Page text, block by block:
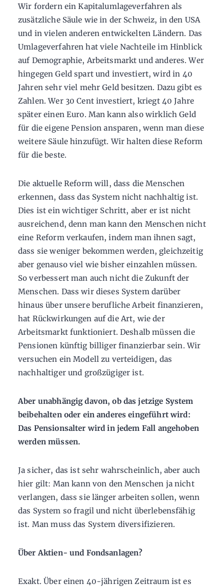
Wir fordern ein Kapitalumlageverfahren als
zusätzliche Säule wie in der Schweiz, in den USA
und in vielen anderen entwickelten Ländern. Das
Umlageverfahren hat viele Nachteile im Hinblick
auf Demographie, Arbeitsmarkt und anderes. Wer
hingegen Geld spart und investiert, wird in 40
Jahren sehr viel mehr Geld besitzen. Dazu gibt es
Zahlen. Wer 30 Cent investiert, kriegt 40 Jahre
später einen Euro. Man kann also wirklich Geld
für die eigene Pension ansparen, wenn man diese
weitere Säule hinzufügt. Wir halten diese Reform
für die beste.
Die aktuelle Reform will, dass die Menschen
erkennen, dass das System nicht nachhaltig ist.
Dies ist ein wichtiger Schritt, aber er ist nicht
ausreichend, denn man kann den Menschen nicht
eine Reform verkaufen, indem man ihnen sagt,
dass sie weniger bekommen werden, gleichzeitig
aber genauso viel wie bisher einzahlen müssen.
So verbessert man auch nicht die Zukunft der
Menschen. Dass wir dieses System darüber
hinaus über unsere berufliche Arbeit finanzieren,
hat Rückwirkungen auf die Art, wie der
Arbeitsmarkt funktioniert. Deshalb müssen die
Pensionen künftig billiger finanzierbar sein. Wir
versuchen ein Modell zu verteidigen, das
nachhaltiger und großzügiger ist.
Aber unabhängig davon, ob das jetzige System
beibehalten oder ein anderes eingeführt wird:
Das Pensionsalter wird in jedem Fall angehoben
werden müssen.
Ja sicher, das ist sehr wahrscheinlich, aber auch
hier gilt: Man kann von den Menschen ja nicht
verlangen, dass sie länger arbeiten sollen, wenn
das System so fragil und nicht überlebensfähig
ist. Man muss das System diversifizieren.
Über Aktien- und Fondsanlagen?
Exakt. Über einen 40-jährigen Zeitraum ist es